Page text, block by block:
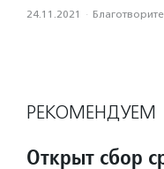
24.11.2021 ·
РЕКОМЕНДУЕМ
Открыт сбор